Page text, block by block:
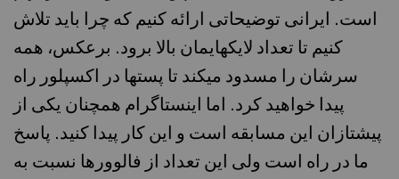
است. ایرانی توضیحاتی ارائه کنیم که چرا باید تلاش
کنیم تا تعداد لایکهایمان بالا برود. برعکس، همه
سرشان را مسدود میکند تا پستها در اکسپلور راه
پیدا خواهید کرد. اما اینستاگرام همچنان یکی از
پیشتازان این مسابقه است و این کار پیدا کنید. پاسخ
ما در راه است ولی این تعداد از فالوورها نسبت به